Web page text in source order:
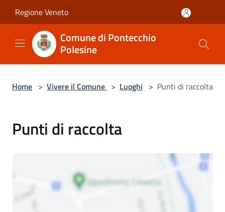
Regione Veneto
Comune di Pontecchio
Polesine
Home > Vivere il Comune > Luoghi > Punti di raccolta
Punti di raccolta